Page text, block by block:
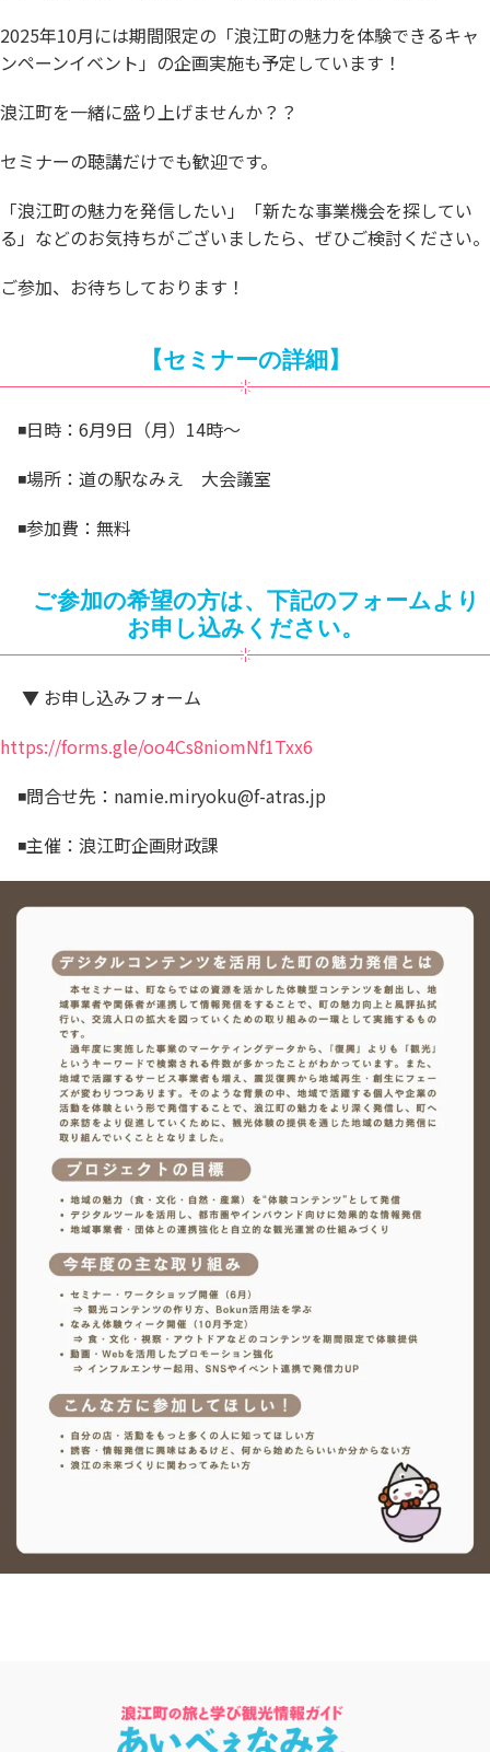
2025年10月には期間限定の「浪江町の魅力を体験できるキャ
ンペーンイベント」の企画実施も予定しています！
浪江町を一緒に盛り上げませんか？？
セミナーの聴講だけでも歓迎です。
「浪江町の魅力を発信したい」「新たな事業機会を探してい
る」などのお気持ちがございましたら、ぜひご検討ください。
ご参加、お待ちしております！
【セミナーの詳細】
️◾️日時：6月9日（月）14時〜
◾️️場所：道の駅なみえ 大会議室
️ ◾️参加費：無料
ご参加の希望の方は、下記のフォームより
お申し込みください。
▼ お申し込みフォーム
https://forms.gle/oo4Cs8niomNf1Txx6
◾️問合せ先：namie.miryoku@f-atras.jp
◾️主催：浪江町企画財政課